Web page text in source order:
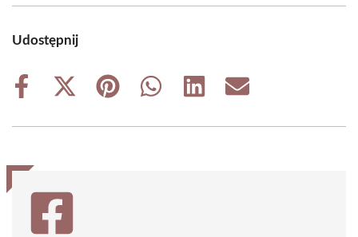
Udostępnij
Share
Share
(Twitter)
Share
Share
Share
Share